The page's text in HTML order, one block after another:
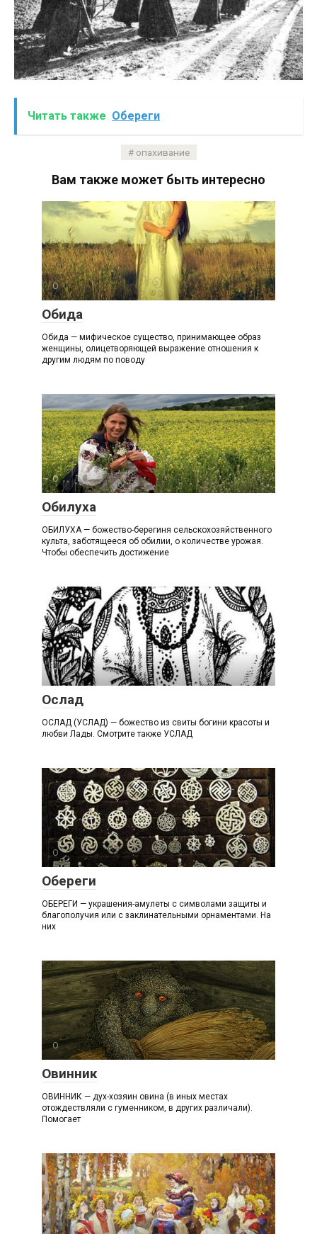
Читать также Обереги
опахивание
Вам также может быть интересно
О
Обида
Обида — мифическое существо, принимающее образ
женщины, олицетворяющей выражение отношения к
другим людям по поводу
О
Обилуха
ОБИЛУХА — божество-берегиня сельскохозяйственного
культа, заботящееся об обилии, о количестве урожая.
Чтобы обеспечить достижение
О
Ослад
ОСЛАД (УСЛАД) — божество из свиты богини красоты и
любви Лады. Смотрите также УСЛАД
О
Обереги
ОБЕРЕГИ — украшения-амулеты с символами защиты и
благополучия или с заклинательными орнаментами. На
них
О
Овинник
ОВИННИК — дух-хозяин овина (в иных местах
отождествляли с гуменником, в других различали).
Помогает